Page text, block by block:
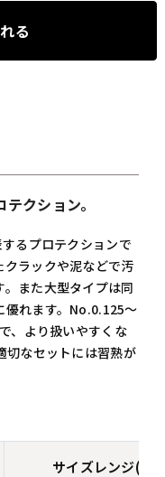
る
クション。
るプロテクションで
ラックや泥などで汚
また大型タイプは同
優れます。No.0.125～
、より扱いやすくな
切なセットには習熟が
サイズレンジ